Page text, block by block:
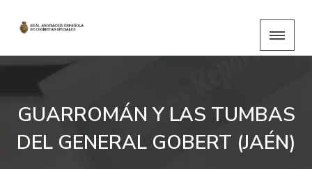
GUARROMÁN Y LAS TUMBAS
DEL GENERAL GOBERT (JAÉN)